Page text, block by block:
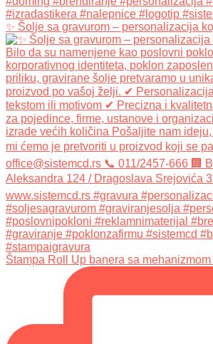
✨ Šolje sa gravurom – personalizacija
Štampa Roll Up banera sa